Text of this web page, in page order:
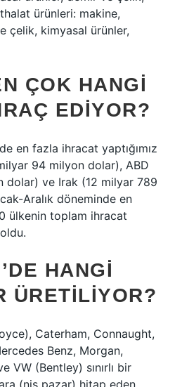
ürünleri: makine,
çelik, kimyasal ürünler,
ÇOK HANGI
EDIYOR?
en fazla ihracat yaptığımız
94 milyon dolar), ABD
dolar) ve Irak (12 milyar 789
Aralık döneminde en
ülkenin toplam ihracat
HANGI
ÜRETILIYOR?
Caterham, Connaught,
Benz, Morgan,
VW (Bentley) sınırlı bir
(niş pazar) hitap eden